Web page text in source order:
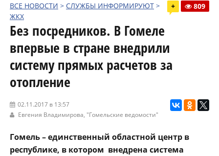
ВСЕ НОВОСТИ > СЛУЖБЫ ИНФОРМИРУЮТ >
ЖКХ
+ 809
Без посредников. В Гомеле
впервые в стране внедрили
систему прямых расчетов за
отопление
02.11.2017 в 13:57
Евгения Владимирова, "Гомельские ведомости"
Гомель – единственный областной центр в
республике, в котором внедрена система